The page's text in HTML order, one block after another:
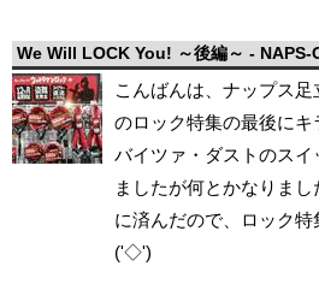
We Will LOCK You! ～後編～ - NAPS-
こんばんは、ナップス
のロック特集の最後に
バイツァ・ダストのス
ましたが何とかなりま
に済んだので、ロック
('◇')ゞ